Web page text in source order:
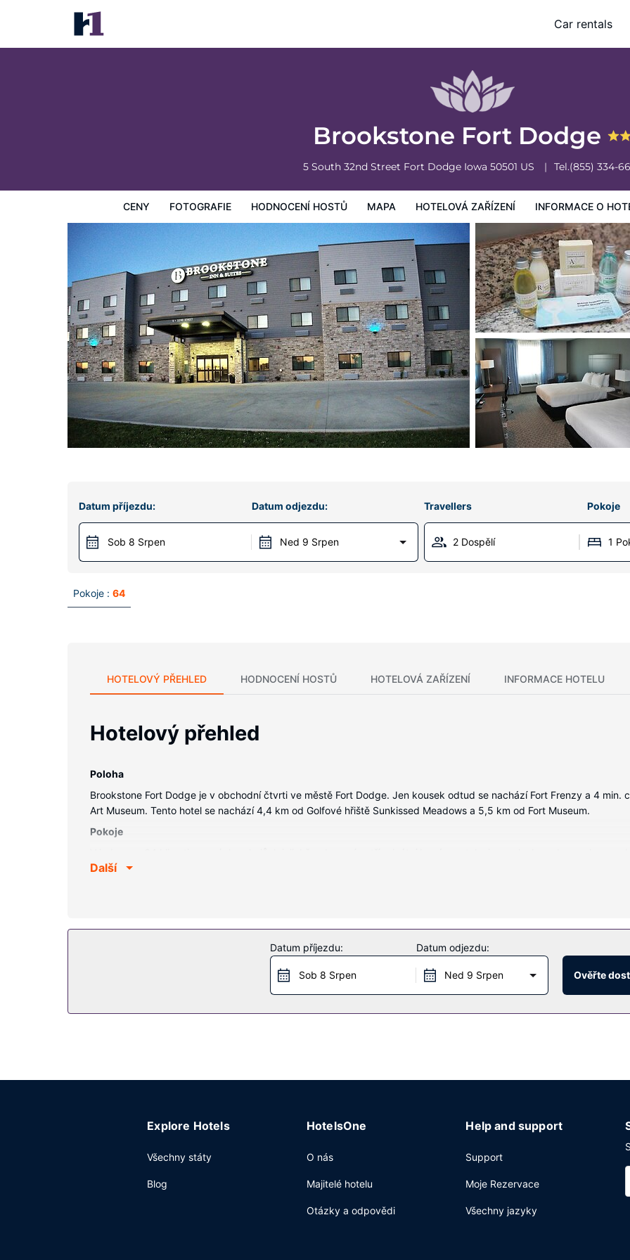
Car rentals
Brookstone Fort Dodge
5 South 32nd Street Fort Dodge Iowa 50501 US Tel.(855) 334-
CENY FOTOGRAFIE HODNOCENÍ HOSTŮ MAPA HOTELOVÁ ZAŘÍZENÍ INFORMACE O
Brookstone Fort Dodge
Ceny Fotografie Všeobecné podmínky hotelu
Datum příjezdu:
Sob 8 Srpen
Datum odjezdu:
Ned 9 Srpen
Travellers Pokoje
2 Dospělí 1
Pokoje : 64
HOTELOVÝ PŘEHLED HODNOCENÍ HOSTŮ HOTELOVÁ ZAŘÍZENÍ INFORMACE HOTELU
Hotelový přehled
Poloha
Brookstone Fort Dodge je v obchodní čtvrti ve městě Fort Dodge. Jen kousek odtud se nachází Fort Frenzy a 4 min.
Art Museum. Tento hotel se nachází 4,4 km od Golfové hřiště Sunkissed Meadows a 5,5 km od Fort Museum.
Pokoje
bezdrátové i pevné připojení k internetu. Další užitečné vybavení a služby: psací stůl, lednička a telefon (místními
Chcete-li svůj rušný den zakončit u svého oblíbeného nápoje, navštivte bar/salonek. Ve všední dny od 6:00 do 9:00
Další
Datum příjezdu:
Sob 8 Srpen
Datum odjezdu:
Ned 9 Srpen Ověřte
Explore Hotels
Všechny státy
Blog
HotelsOne
O nás
Majitelé hotelu
Otázky a odpovědi
Help and support
Support
Moje Rezervace
Všechny jazyky